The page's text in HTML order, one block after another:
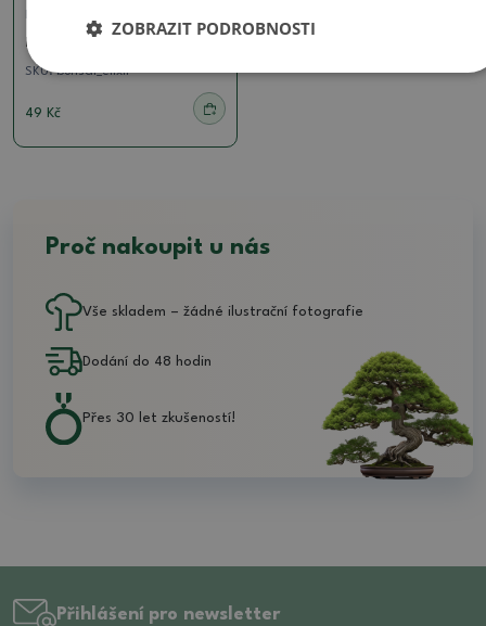
Bonsai elixír
SKU:bonsai_elixir
49 Kč
Proč nakoupit u nás
Vše skladem – žádné ilustrační fotografie
Dodání do 48 hodin
Přes 30 let zkušeností!
Přihlášení pro newsletter
ZOBRAZIT PODROBNOSTI